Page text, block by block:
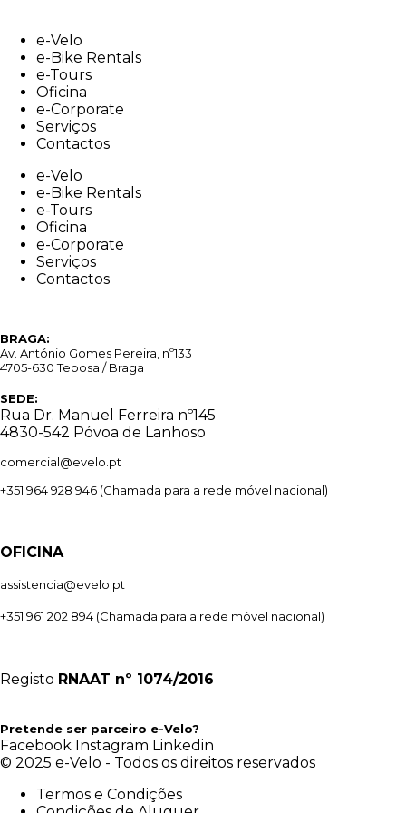
contente-Velo
e-Bike Rentals
e-Tours
Oficina
e-Corporate
Serviços
Contactos
e-Velo
e-Bike Rentals
e-Tours
Oficina
e-Corporate
Serviços
Contactos
BRAGA:
Av. António Gomes Pereira, nº133
4705-630 Tebosa / Braga
SEDE:
Rua Dr. Manuel Ferreira nº145
4830-542 Póvoa de Lanhoso
comercial@evelo.pt
+351 964 928 946 (Chamada para a rede móvel nacional)
OFICINA
assistencia@evelo.pt
+351 961 202 894 (Chamada para a rede móvel nacional)
Registo RNAAT nº 1074/2016
Pretende ser parceiro e-Velo?
Facebook Instagram Linkedin
© 2025 e-Velo - Todos os direitos reservados
Termos e Condições